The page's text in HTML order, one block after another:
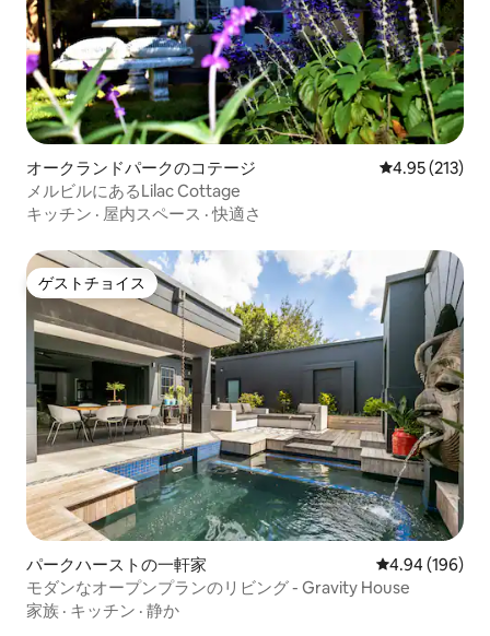
オークランドパークのコテージ レビュー213
4.95 (213)
メルビルにあるLilac Cottage
キッチン · 屋内スペース ·快適さ
ゲストチョイス
ゲストチョイス
パークハーストの一軒家 レビュー196
4.94 (196)
モダンなオープンプランのリビング - Gravity House
家族 · キッチン · 静か